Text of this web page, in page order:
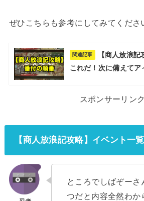
ぜひこちらも参考にしてみてくださ
関連記事
【商人放浪
これだ！次に備えてア
スポンサーリンク
【商人放浪記攻略】イベント一覧
ところでしばぞーさ
つだと内容全然わか